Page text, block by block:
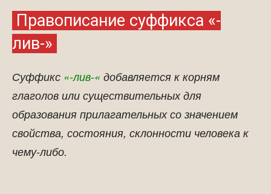
Правописание суффикса «-
лив-»
Суффикс «-лив-« добавляется к корням
глаголов или существительных для
образования прилагательных со значением
свойства, состояния, склонности человека к
чему-либо.